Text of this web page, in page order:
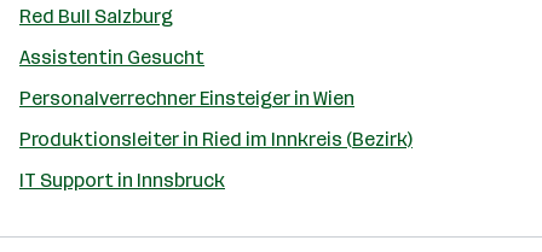
Red Bull Salzburg
Assistentin Gesucht
Personalverrechner Einsteiger in Wien
Produktionsleiter in Ried im Innkreis (Bezirk)
IT Support in Innsbruck